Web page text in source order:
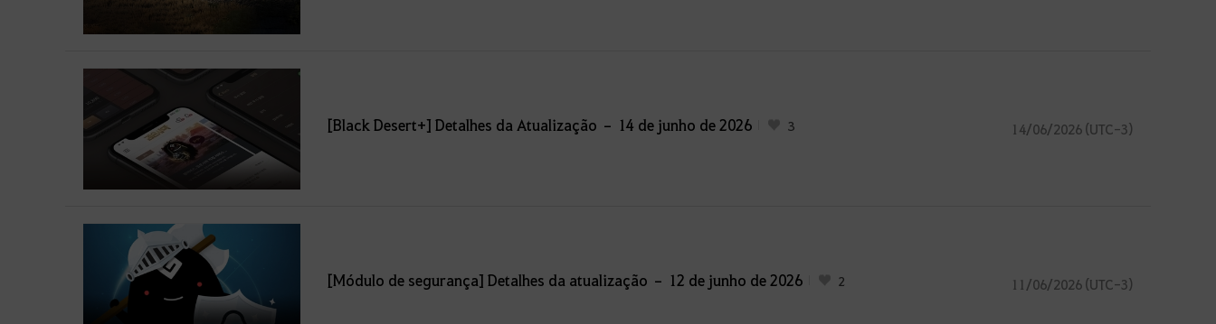
[Black Desert+] Detalhes da Atualização – 14 de junho de 2026 3 14/06/2026 (UTC-3)
[Módulo de segurança] Detalhes da atualização – 12 de junho de 2026 2 11/06/2026 (UTC-3)